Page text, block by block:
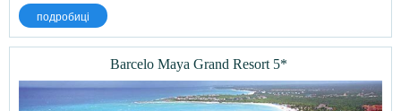
подробиці
Barcelo Maya Grand Resort 5*